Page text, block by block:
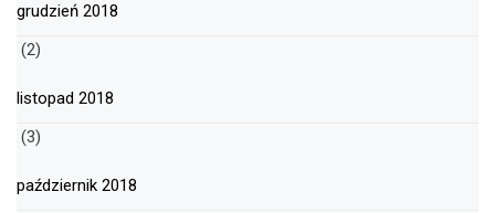
grudzień 2018
(2)
listopad 2018
(3)
październik 2018